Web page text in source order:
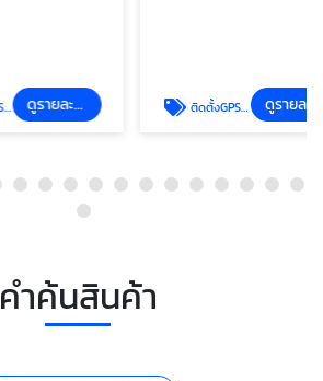
ดูรายละเอียด ติดตั้งGPSติดตามรถ GPSติดตามพาหนะ ดูรายละเอียด
คำค้นสินค้า